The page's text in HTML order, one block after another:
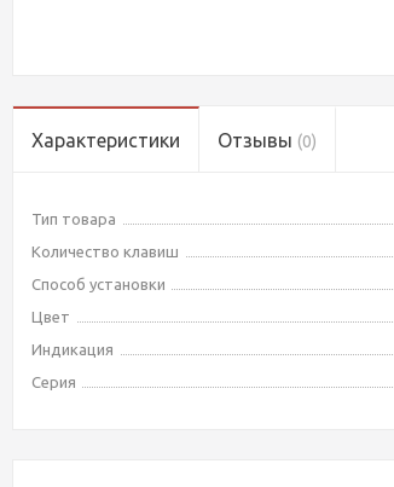
Характеристики Отзывы (0)
Тип товара
Количество клавиш
Способ установки
Цвет
Индикация
Серия